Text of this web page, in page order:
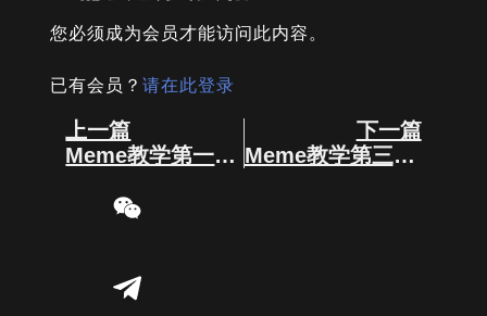
您必须成为会员才能访问此内容。
已有会员？ 请在此登录
Prev
上一篇
Meme教学第一篇！
下一篇
Meme教学第三篇（叙事篇）